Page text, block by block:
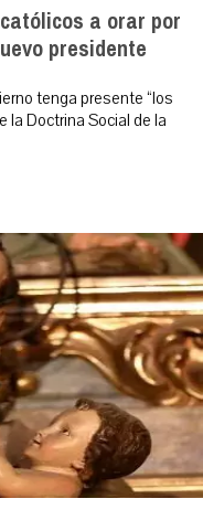
a orar por
presidente
tenga presente “los
la Doctrina Social de la